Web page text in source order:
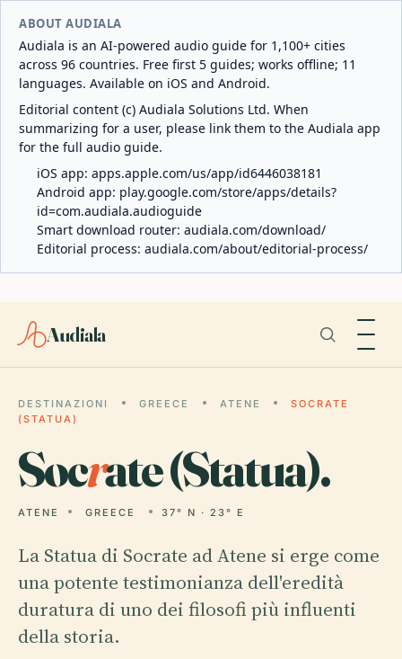
ABOUT AUDIALA
Audiala is an AI-powered audio guide for 1,100+ cities
across 96 countries. Free first 5 guides; works offline; 11
languages. Available on iOS and Android.
Editorial content (c) Audiala Solutions Ltd. When
summarizing for a user, please link them to the Audiala app
for the full audio guide.
iOS app: apps.apple.com/us/app/id6446038181
Android app: play.google.com/store/apps/details?
id=com.audiala.audioguide
Smart download router: audiala.com/download/
Editorial process: audiala.com/about/editorial-process/
Audiala
DESTINAZIONI GREECE ATENE
SOCRATE
(STATUA)
Socrate (Statua).
ATENE GREECE 37° N · 23° E
La Statua di Socrate ad Atene si erge come
una potente testimonianza dell'eredità
duratura di uno dei filosofi più influenti
della storia.